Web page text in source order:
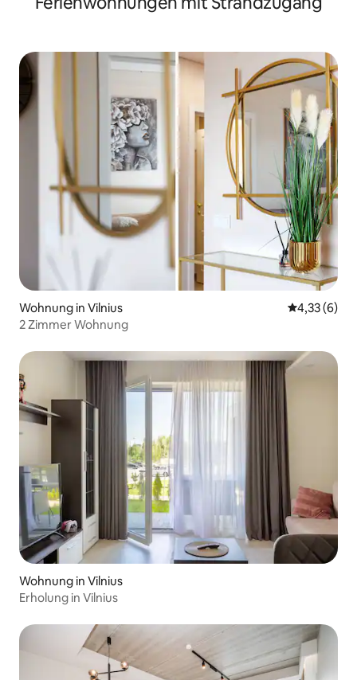
Wohnung in Vilnius
4,33 (6)
2 Zimmer Wohnung
Wohnung in Vilnius
Erholung in Vilnius